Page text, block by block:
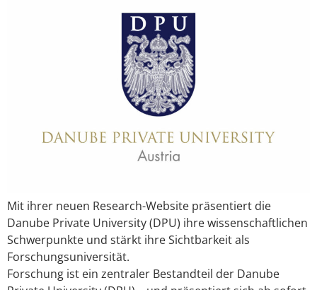
Mit ihrer neuen Research-Website präsentiert die
Danube Private University (DPU) ihre wissenschaftlichen
Schwerpunkte und stärkt ihre Sichtbarkeit als
Forschungsuniversität.
Forschung ist ein zentraler Bestandteil der Danube